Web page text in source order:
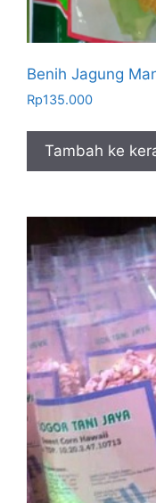
Benih Jagung
Rp135.000
Tambah ke